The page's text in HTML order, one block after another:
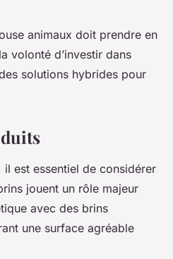
animaux doit prendre en
volonté d’investir dans
solutions hybrides pour
est essentiel de considérer
jouent un rôle majeur
avec des brins
une surface agréable